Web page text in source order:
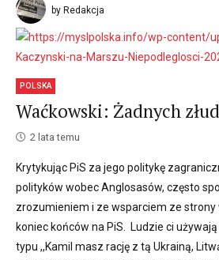
by Redakcja
POLSKA
Waćkowski: Żadnych
2 lata temu
Krytykując PiS za jego politykę
polityków wobec Anglosasów, często
zrozumieniem i ze wsparciem ze strony
koniec końców na PiS. Ludzie ci
typu ,,Kamil masz rację z tą Ukrainą,